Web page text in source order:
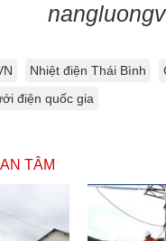
Nhiệt điện Thái Bình
điện quốc gia
TÂM